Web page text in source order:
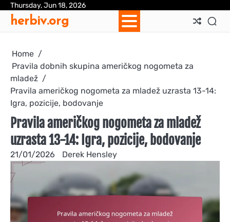
Skip
content
Thursday, Jun 18, 2026
herbiv.org
Home
Pravila dobnih skupina američkog nogometa za
mladež
Pravila američkog nogometa za mladež uzrasta 13-14:
Igra, pozicije, bodovanje
Pravila američkog nogometa za mladež
uzrasta 13-14: Igra, pozicije, bodovanje
21/01/2026 Derek Hensley